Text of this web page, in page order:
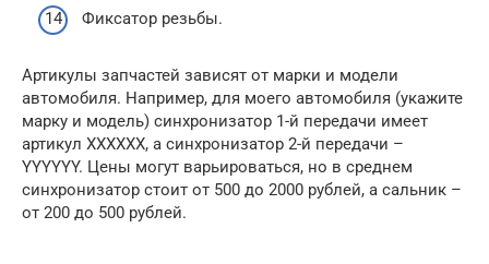
Фиксатор резьбы.
Артикулы запчастей зависят от марки и модели
автомобиля. Например, для моего автомобиля (укажите
марку и модель) синхронизатор 1-й передачи имеет
артикул XXXXXX, а синхронизатор 2-й передачи –
YYYYYY. Цены могут варьироваться, но в среднем
синхронизатор стоит от 500 до 2000 рублей, а сальник –
от 200 до 500 рублей.